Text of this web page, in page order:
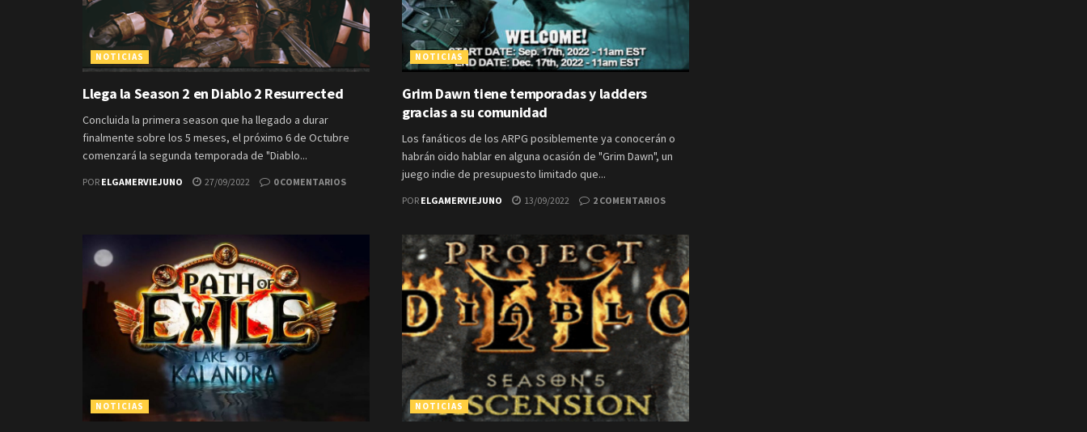
NOTICIAS
Llega la Season 2 en Diablo 2 Resurrected
Concluida la primera season que ha llegado a durar
finalmente sobre los 5 meses, el próximo 6 de Octubre
comenzará la segunda temporada de "Diablo...
POR ELGAMERVIEJUNO 27/09/2022 0 COMENTARIOS
NOTICIAS
Grim Dawn tiene temporadas y ladders
gracias a su comunidad
Los fanáticos de los ARPG posiblemente ya conocerán o
habrán oido hablar en alguna ocasión de "Grim Dawn", un
juego indie de presupuesto limitado que...
POR ELGAMERVIEJUNO 13/09/2022 2 COMENTARIOS
NOTICIAS NOTICIAS